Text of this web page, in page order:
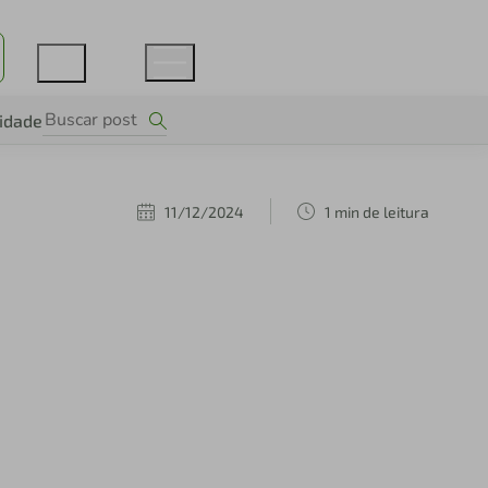
11/12/2024 1 min de leitura